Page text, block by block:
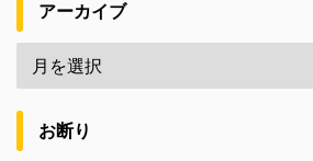
アーカイブ
お断り